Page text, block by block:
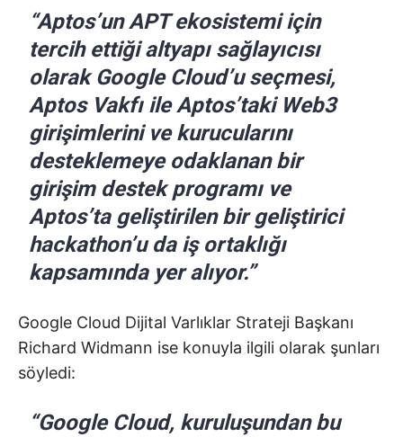
“Aptos’un APT ekosistemi için
tercih ettiği altyapı sağlayıcısı
olarak Google Cloud’u seçmesi,
Aptos Vakfı ile Aptos’taki Web3
girişimlerini ve kurucularını
desteklemeye odaklanan bir
girişim destek programı ve
Aptos’ta geliştirilen bir geliştirici
hackathon’u da iş ortaklığı
kapsamında yer alıyor.”
Google Cloud Dijital Varlıklar Strateji Başkanı
Richard Widmann ise konuyla ilgili olarak şunları
söyledi:
“Google Cloud, kuruluşundan bu